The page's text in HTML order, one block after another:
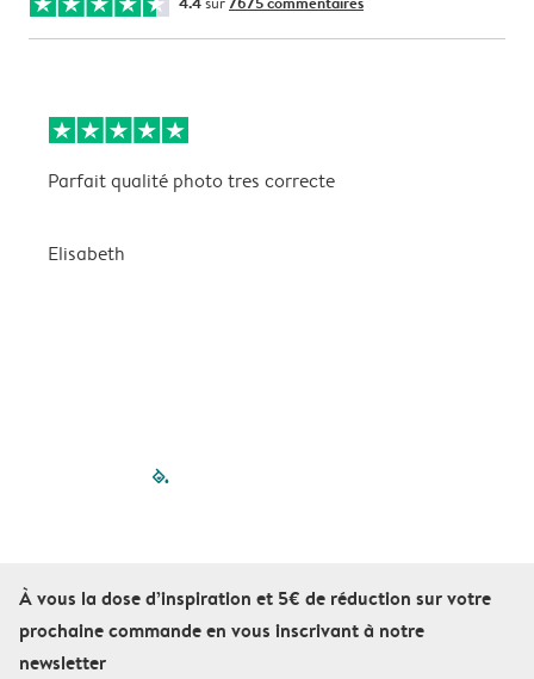
Parfait qualité photo tres correcte
Elisabeth
filled-pagination
À vous la dose d’inspiration et 5€ de réduction sur votre
prochaine commande en vous inscrivant à notre
newsletter